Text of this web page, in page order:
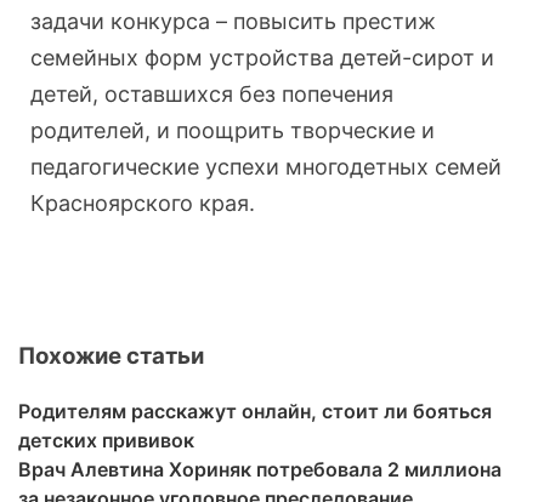
задачи конкурса – повысить престиж
семейных форм устройства детей-сирот и
детей, оставшихся без попечения
родителей, и поощрить творческие и
педагогические успехи многодетных семей
Красноярского края.
Похожие статьи
Родителям расскажут онлайн, стоит ли бояться
детских прививок
Врач Алевтина Хориняк потребовала 2 миллиона